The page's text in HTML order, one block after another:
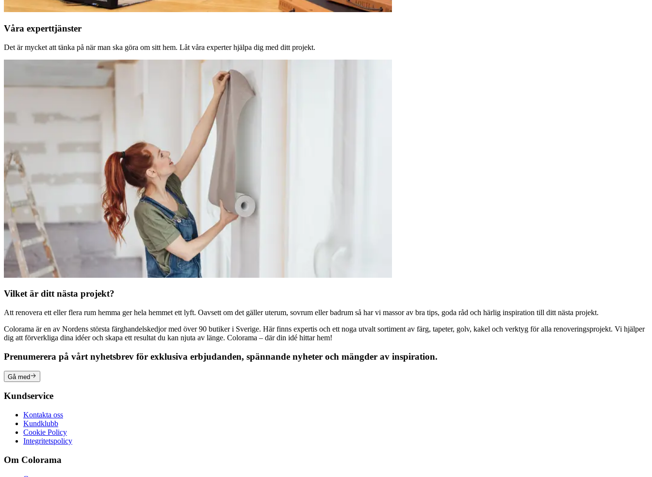
Våra experttjänster
Det är mycket att tänka på när man ska göra om sitt hem. Låt våra experter hjälpa dig med ditt projekt.
Vilket är ditt nästa projekt?
Att renovera ett eller flera rum hemma ger hela hemmet ett lyft. Oavsett om det gäller uterum, sovrum eller badrum så har vi massor av bra tips, goda råd och härlig inspiration till ditt nästa projekt.
Colorama är en av Nordens största färghandelskedjor med över 90 butiker i Sverige. Här finns expertis och ett noga utvalt sortiment av färg, tapeter, golv, kakel och verktyg för alla renoveringsprojekt. Vi hjälper
dig att förverkliga dina idéer och skapa ett resultat du kan njuta av länge. Colorama – där din idé hittar hem!
Prenumerera på vårt nyhetsbrev för exklusiva erbjudanden, spännande nyheter och mängder av inspiration.
Gå med
Kundservice
Kontakta oss
Kundklubb
Cookie Policy
Integritetspolicy
Om Colorama